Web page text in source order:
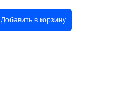
Добавить в корзину